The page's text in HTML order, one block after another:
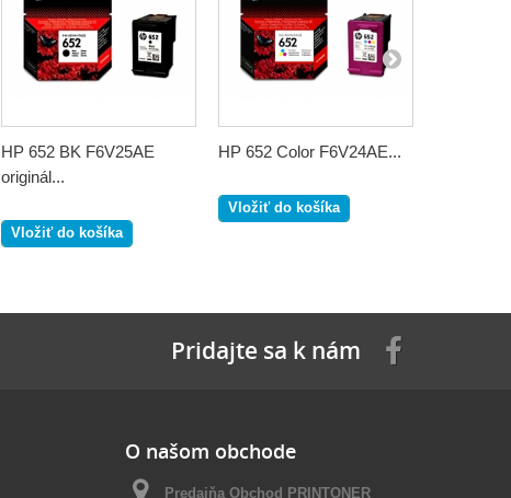
HP 652 BK F6V25AE
originál...
Vložiť do košíka
HP 652 Color F6V24AE...
Vložiť do košíka
Pridajte sa k nám
O našom obchode
Predajňa Obchod PRINTONER